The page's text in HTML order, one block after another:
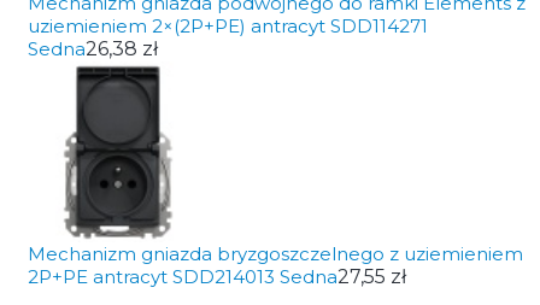
uziemieniem 2×(2P+PE) antracyt SDD114271
Sedna26,38 zł
Mechanizm gniazda bryzgoszczelnego z uziemieniem
2P+PE antracyt SDD214013 Sedna27,55 zł